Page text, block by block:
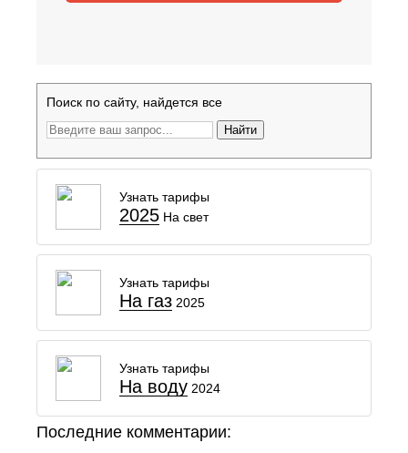
Поиск по сайту, найдется все
Найти
Узнать тарифы
2025 На свет
Узнать тарифы
На газ 2025
Узнать тарифы
На воду 2024
Последние комментарии: